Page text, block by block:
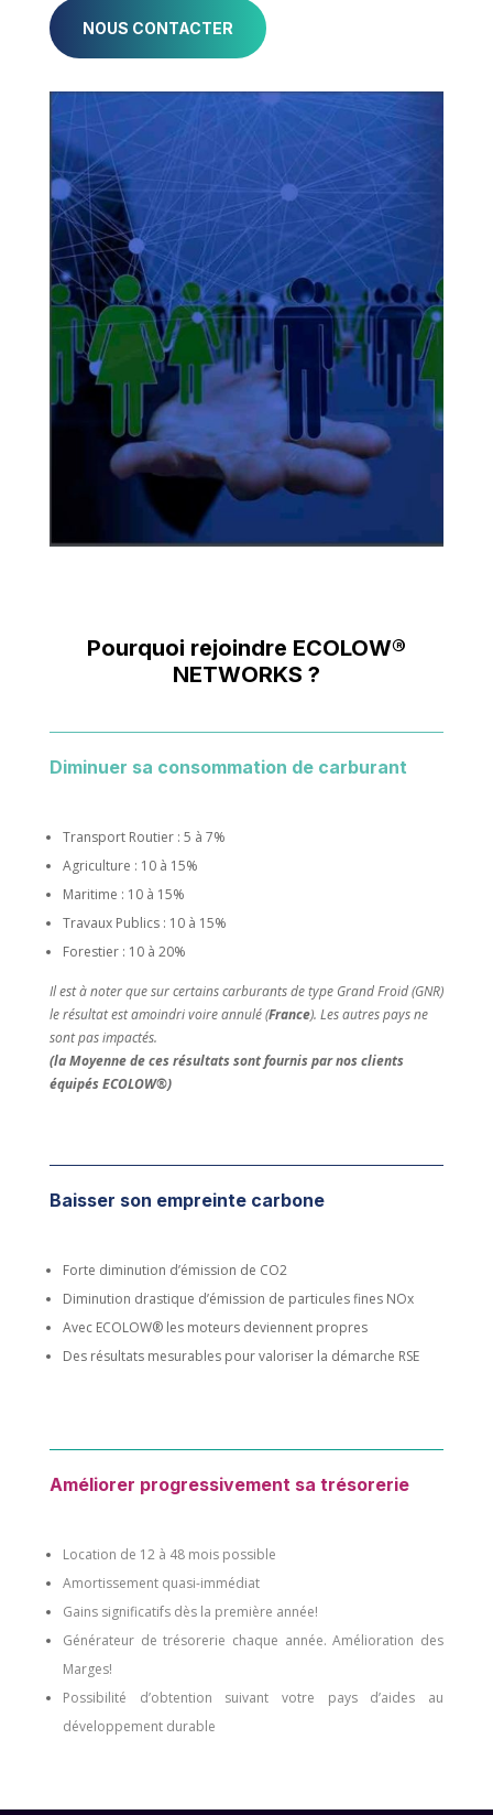
NOUS CONTACTER
Pourquoi rejoindre ECOLOW®
NETWORKS ?
Diminuer sa consommation de carburant
Transport Routier : 5 à 7%
Agriculture : 10 à 15%
Maritime : 10 à 15%
Travaux Publics : 10 à 15%
Forestier : 10 à 20%
Il est à noter que sur certains carburants de type Grand Froid (GNR)
le résultat est amoindri voire annulé (France). Les autres pays ne
sont pas impactés.
(la Moyenne de ces résultats sont fournis par nos clients
équipés ECOLOW®)
Baisser son empreinte carbone
Forte diminution d’émission de CO2
Diminution drastique d’émission de particules fines NOx
Avec ECOLOW® les moteurs deviennent propres
Des résultats mesurables pour valoriser la démarche RSE
Améliorer progressivement sa trésorerie
Location de 12 à 48 mois possible
Amortissement quasi-immédiat
Gains significatifs dès la première année!
Générateur de trésorerie chaque année. Amélioration des
Marges!
Possibilité d’obtention suivant votre pays d’aides au
développement durable